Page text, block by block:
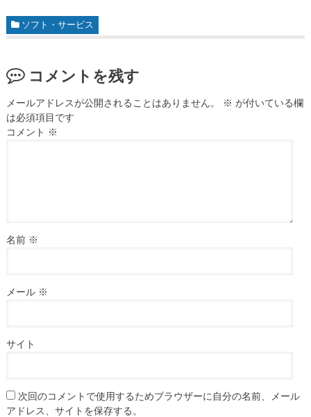
ソフト・サービス
コメントを残す
メールアドレスが公開されることはありません。 ※ が付いている欄
は必須項目です
コメント ※
名前 ※
メール ※
サイト
次回のコメントで使用するためブラウザーに自分の名前、メール
アドレス、サイトを保存する。